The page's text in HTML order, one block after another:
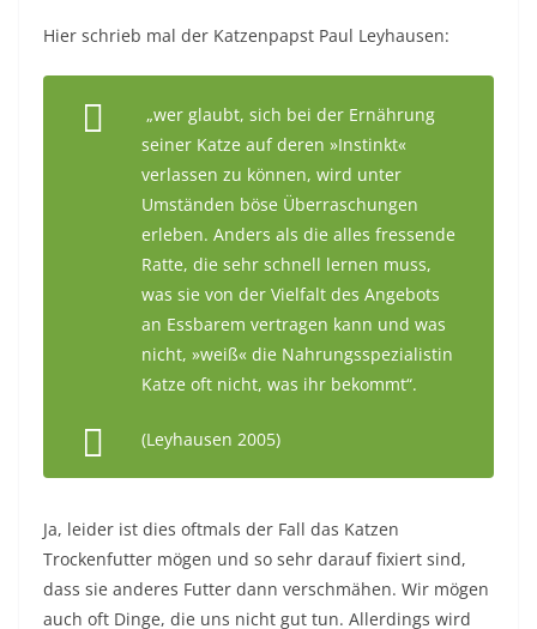
Hier schrieb mal der Katzenpapst Paul Leyhausen:
„wer glaubt, sich bei der Ernährung
seiner Katze auf deren »Instinkt«
verlassen zu können, wird unter
Umständen böse Überraschungen
erleben. Anders als die alles fressende
Ratte, die sehr schnell lernen muss,
was sie von der Vielfalt des Angebots
an Essbarem vertragen kann und was
nicht, »weiß« die Nahrungsspezialistin
Katze oft nicht, was ihr bekommt“.
(Leyhausen 2005)
Ja, leider ist dies oftmals der Fall das Katzen
Trockenfutter mögen und so sehr darauf fixiert sind,
dass sie anderes Futter dann verschmähen. Wir mögen
auch oft Dinge, die uns nicht gut tun. Allerdings wird